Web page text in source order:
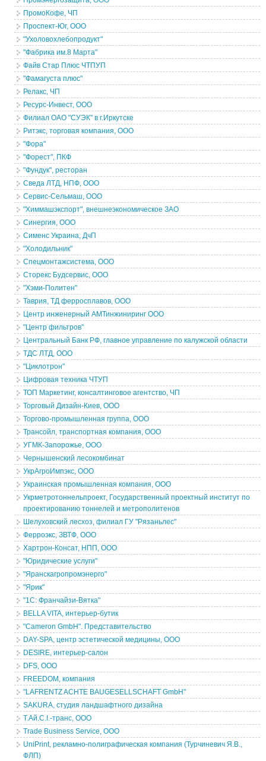
ПромоКофе, ЧП
Проспект-Юг, ООО
"Ухоловохлебопродукт"
"Фабрика им.8 Марта"
Файв Стар Плюс ЧТПУП
"Фамагуста плюс"
Релакс, ЧП
Ресурс-Инвест, ООО
Филиал ОАО "СУЭК" в г.Иркутске
Ритэкс, торговая компания, ООО
"Фора"
"Форест", ПКФ
"Фундук", ресторан
Сведа ЛТД, НПФ, ООО
Сервис-Сельмаш, ООО
"Химмашэкспорт", внешнеэкономическое ЗАО
Синергия, ООО
Сименс Украина, ДчП
"Холодильник"
Спецмонтажсистема, ООО
Сторекс Будсервис, ООО
"Хэми-Политен"
Таврия, ТД ферросплавов, ООО
Центр инженерный АМТинжиниринг ООО
"Центр фильтров"
Центральный Банк РФ, главное управление по калужской области
ТДС ЛТД, ООО
"Циклотрон"
Цифровая техника ЧТУП
ТОП Маркетинг, консалтинговое агентство, ЧП
Торговый Дизайн-Киев, ООО
Торгово-промышленная группа, ООО
Трансойл, транспортная компания, ООО
УГМК-Запорожье, ООО
Чернышенский лесокомбинат
УкрАгроИмпэкс, ООО
Украинская промышленная компания, ООО
Укрметротоннельпроект, Государственный проектный институт по
проектированию тоннелей и метрополитенов
Шелуховский лесхоз, филиал ГУ "Рязаньлес"
Ферроэкс, ЗВТФ, ООО
Хартрон-Консат, НПП, ООО
"Юридические услуги"
"Яранскагропромэнерго"
"Ярик"
"1С: Франчайзи-Вятка"
BELLA VITA, интерьер-бутик
"Cameron GmbH". Представительство
DAY-SPA, центр эстетической медицины, ООО
DESIRE, интерьер-салон
DFS, ООО
FREEDOM, компания
"LAFRENTZ ACHTE BAUGESELLSCHAFT GmbH"
SAKURA, студия ландшафтного дизайна
T.Ай.C.I.-транс, ООО
Trade Business Service, ООО
UniPrint, рекламно-полиграфическая компания (Турчиневич Я.В.,
ФЛП)